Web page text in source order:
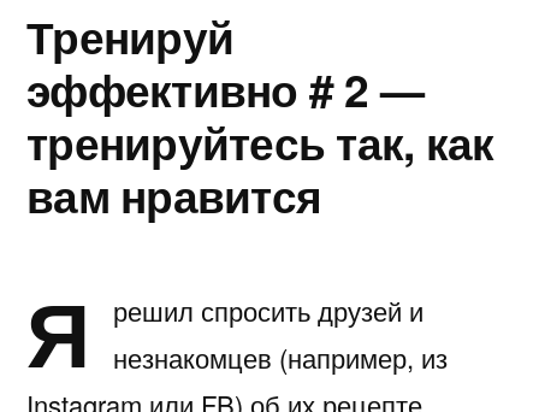
Тренируй
эффективно # 2 —
тренируйтесь так, как
вам нравится
Я
решил спросить друзей и
незнакомцев (например, из
Instagram или FB) об их рецепте